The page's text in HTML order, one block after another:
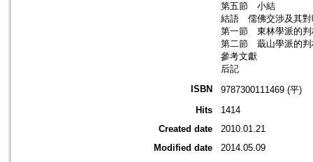
第五節 小結
結語 儒佛交涉及其對
第一節 東林學派的判
第二節 蕺山學派的判
參考文獻
后記
ISBN
9787300111469 (平)
Hits
1414
Created date
2010.01.21
Modified date
2014.05.09